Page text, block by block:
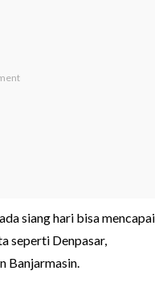
siang hari bisa mencapai
seperti Denpasar,
Banjarmasin.